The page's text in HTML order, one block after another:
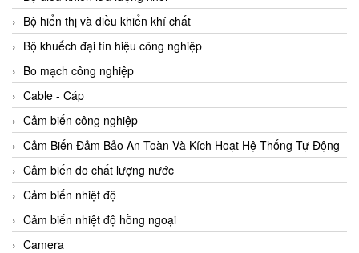
Agate Vietnam
AGR International Vietnam
Aichi Tokei Denki Vietnam
Aii Vietnam
AIKOH
AINUO Vietnam
AIR MAJOR
Aira Euro Automation
Airtac Vietnam
Airtec Vietnam
Bộ hiển thị và điều khiển khí chất
Bộ khuếch đại tín hiệu công nghiệp
Bo mạch công nghiệp
Cable - Cáp
Cảm biến công nghiệp
Cảm Biến Đảm Bảo An Toàn Và Kích Hoạt Hệ Thống Tự Động
Cảm biến đo chất lượng nước
Cảm biến nhiệt độ
Cảm biến nhiệt độ hồng ngoại
Camera